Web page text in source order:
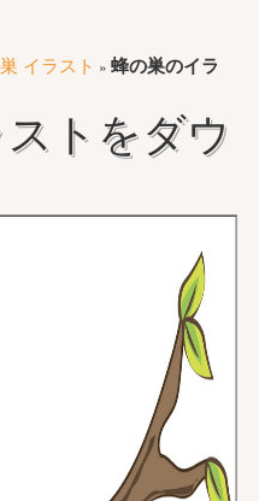
イラスト » 蜂の巣のイラ
トをダウ